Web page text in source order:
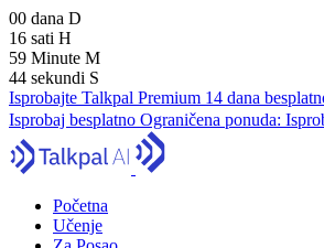
00 dana D
16 sati H
59 Minute M
43 sekundi S
Isprobajte Talkpal Premium 14 dana
Isprobaj besplatno Ograničena ponuda:
Početna
Učenje